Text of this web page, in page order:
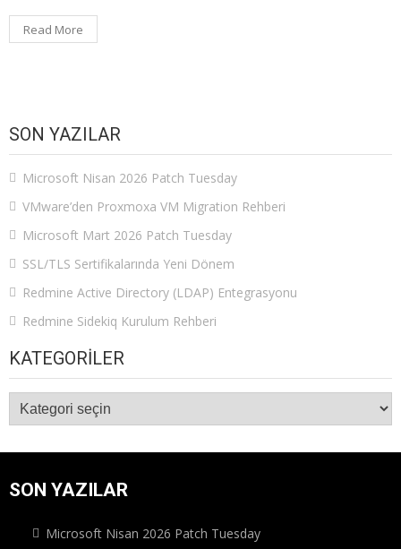
Read More
SON YAZILAR
Microsoft Nisan 2026 Patch Tuesday
VMware’den Proxmoxa VM Migration Rehberi
Microsoft Mart 2026 Patch Tuesday
SSL/TLS Sertifikalarında Yeni Dönem
Redmine Active Directory (LDAP) Entegrasyonu
Redmine Sidekiq Kurulum Rehberi
KATEGORILER
Kategoriler
SON YAZILAR
Microsoft Nisan 2026 Patch Tuesday